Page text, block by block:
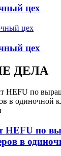
цех
цех
ДЕЛА
HEFU по
в